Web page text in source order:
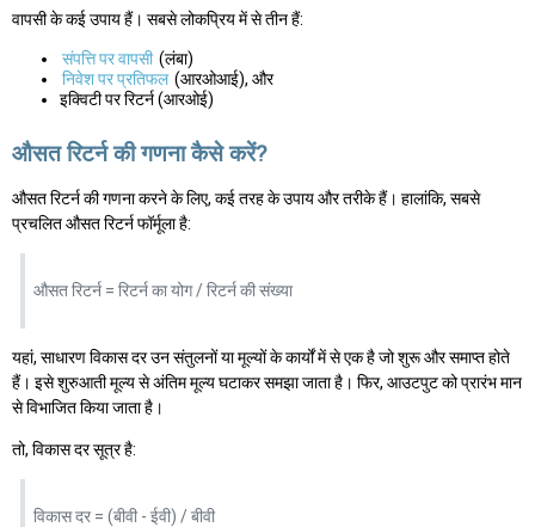
वापसी के कई उपाय हैं। सबसे लोकप्रिय में से तीन हैं:
संपत्ति पर वापसी (लंबा)
निवेश पर प्रतिफल (आरओआई), और
इक्विटी पर रिटर्न (आरओई)
औसत रिटर्न की गणना कैसे करें?
औसत रिटर्न की गणना करने के लिए, कई तरह के उपाय और तरीके हैं। हालांकि, सबसे
प्रचलित औसत रिटर्न फॉर्मूला है:
औसत रिटर्न = रिटर्न का योग / रिटर्न की संख्या
यहां, साधारण विकास दर उन संतुलनों या मूल्यों के कार्यों में से एक है जो शुरू और समाप्त होते
हैं। इसे शुरुआती मूल्य से अंतिम मूल्य घटाकर समझा जाता है। फिर, आउटपुट को प्रारंभ मान
से विभाजित किया जाता है।
तो, विकास दर सूत्र है:
विकास दर = (बीवी - ईवी) / बीवी